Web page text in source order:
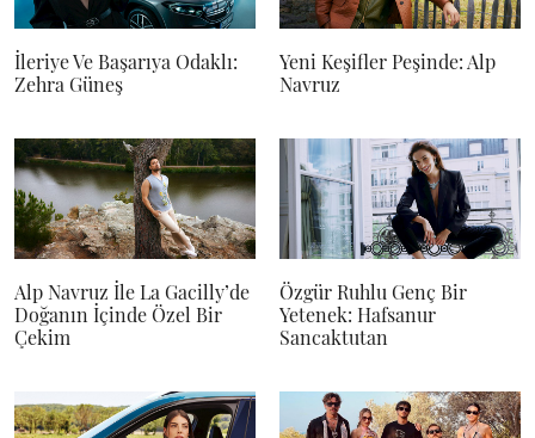
İleriye Ve Başarıya Odaklı:
Zehra Güneş
Yeni Keşifler Peşinde: Alp
Navruz
Alp Navruz İle La Gacilly’de
Doğanın İçinde Özel Bir
Çekim
Özgür Ruhlu Genç Bir
Yetenek: Hafsanur
Sancaktutan